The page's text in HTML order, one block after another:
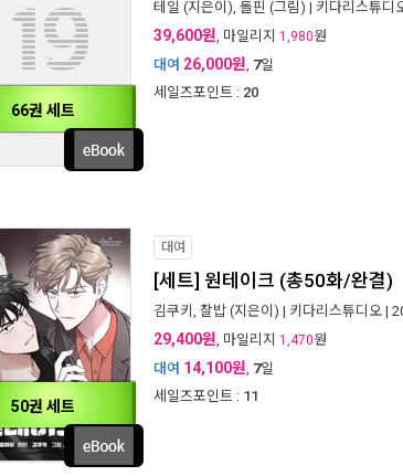
66권 세트
테일 (지은이), 돌핀 (그림) | 키다리스튜디
39,600원, 마일리지 1,980원
대여 26,000원, 7일
세일즈포인트 : 20
50권 세트
대여
[세트] 원테이크 (총50화/완결)
김쿠키 , 찰밥 (지은이) | 키다리스튜디오 |
29,400원, 마일리지 1,470원
대여 14,100원, 7일
세일즈포인트 : 11